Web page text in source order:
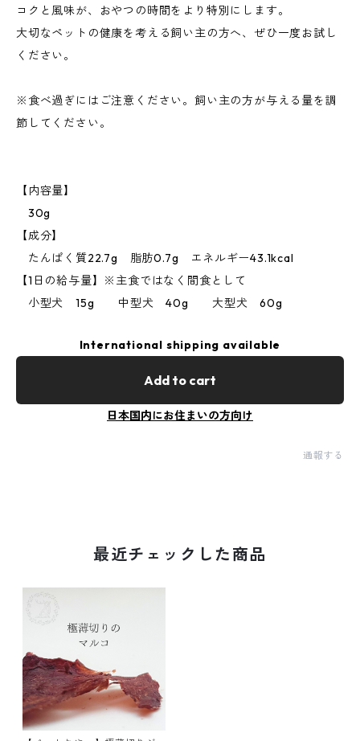
コクと風味が、おやつの時間をより特別にします。
大切なペットの健康を考える飼い主の方へ、ぜひ一度お試し
ください。
※食べ過ぎにはご注意ください。飼い主の方が与える量を調
節してください。
【内容量】
30g
【成分】
たんぱく質22.7g 脂肪0.7g エネルギー43.1kcal
【1日の給与量】※主食ではなく間食として
小型犬 15g 中型犬 40g 大型犬 60g
International shipping available
Add to cart
日本国内にお住まいの方向け
通報する
最近チェックした商品